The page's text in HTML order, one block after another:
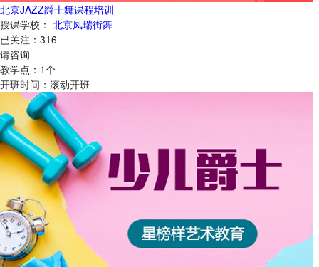
北京JAZZ爵士舞课程培训
授课学校： 北京凤瑞街舞
已关注： 316
请咨询
教学点： 1个
开班时间： 滚动开班